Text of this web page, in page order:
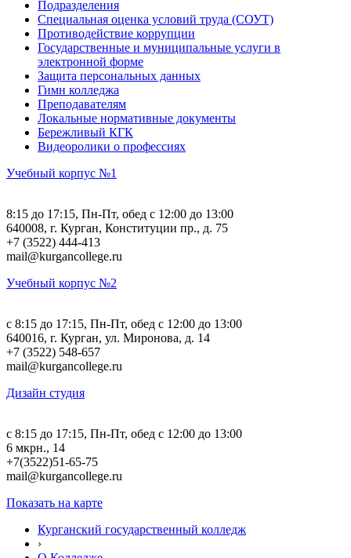
Подразделения
Специальная оценка условий труда (СОУТ)
Противодействие коррупции
Государственные и муниципальные услуги в
электронной форме
Защита персональных данных
Гимн колледжа
Преподавателям
Локальные нормативные документы
Бережливый КГК
Видеоролики о профессиях
Учебный корпус №1
8:15 до 17:15, Пн-Пт, обед с 12:00 до 13:00
640008, г. Курган, Конституции пр., д. 75
+7 (3522) 444-413
mail@kurgancollege.ru
Учебный корпус №2
c 8:15 до 17:15, Пн-Пт, обед с 12:00 до 13:00
640016, г. Курган, ул. Миронова, д. 14
+7 (3522) 548-657
mail@kurgancollege.ru
Дизайн студия
c 8:15 до 17:15, Пн-Пт, обед с 12:00 до 13:00
6 мкрн., 14
+7(3522)51-65-75
mail@kurgancollege.ru
Показать на карте
Курганский государственный колледж
›